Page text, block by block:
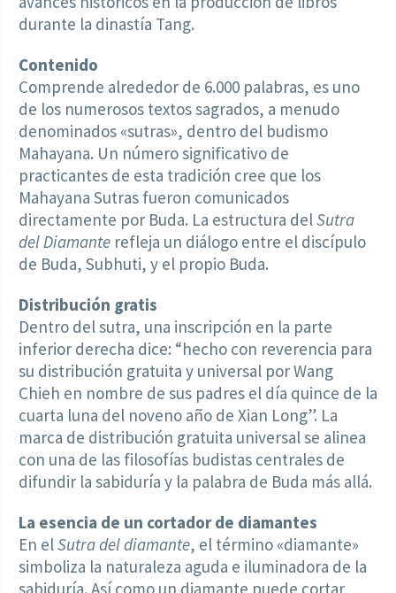
durante la dinastía Tang.
Contenido
Comprende alrededor de 6.000 palabras, es uno
de los numerosos textos sagrados, a menudo
denominados «sutras», dentro del budismo
Mahayana. Un número significativo de
practicantes de esta tradición cree que los
Mahayana Sutras fueron comunicados
directamente por Buda. La estructura delSutra
del Diamante refleja un diálogo entre el discípulo
de Buda, Subhuti, y el propio Buda.
Distribución gratis
Dentro del sutra, una inscripción en la parte
inferior derecha dice: “hecho con reverencia para
su distribución gratuita y universal por Wang
Chieh en nombre de sus padres el día quince de la
cuarta luna del noveno año de Xian Long”. La
marca de distribución gratuita universal se alinea
con una de las filosofías budistas centrales de
difundir la sabiduría y la palabra de Buda más allá.
La esencia de un cortador de diamantes
En elSutra del diamante, el término «diamante»
simboliza la naturaleza aguda e iluminadora de la
sabiduría. Así como un diamante puede cortar